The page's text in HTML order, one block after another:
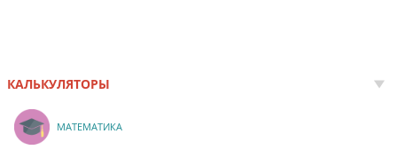
КАЛЬКУЛЯТОРЫ
МАТЕМАТИКА